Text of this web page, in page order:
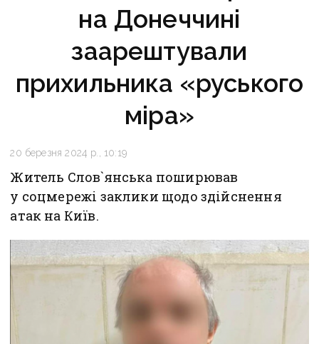
на Донеччині
заарештували
прихильника «руського
міра»
20 березня 2024 р., 10:19
Житель Слов`янська поширював
у соцмережі заклики щодо здійснення
атак на Київ.